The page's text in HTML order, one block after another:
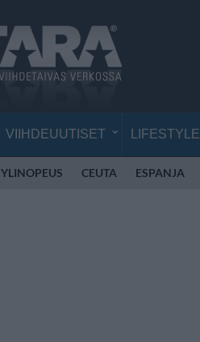
VIIHDEUUTISET LIFESTYLE
YLINOPEUS CEUTA ESPANJA